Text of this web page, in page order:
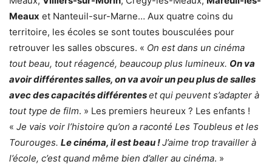
Meaux et Nanteuil-sur-Marne… Aux quatre coins du
territoire, les écoles se sont toutes bousculées pour
retrouver les salles obscures. « On est dans un cinéma
tout beau, tout réagencé, beaucoup plus lumineux. On va
avoir différentes salles, on va avoir un peu plus de salles
avec des capacités différenteset qui peuvent s’adapter à
tout type de film. » Les premiers heureux ? Les enfants !
« Je vais voir l’histoire qu’on a raconté Les Toubleus et les
Tourouges. Le cinéma, il est beau !J’aime trop travailler à
l’école, c’est quand même bien d’aller au cinéma. »